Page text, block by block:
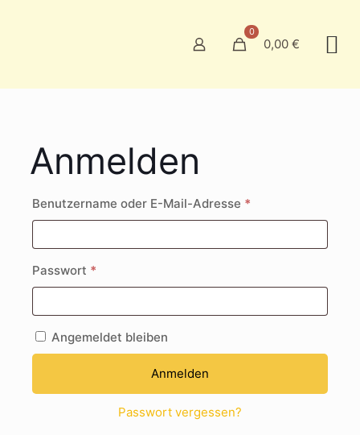
0
0,00 €
Anmelden
Benutzername oder E-Mail-Adresse *Erforderlich
Passwort *Erforderlich
Angemeldet bleiben
Anmelden
Passwort vergessen?